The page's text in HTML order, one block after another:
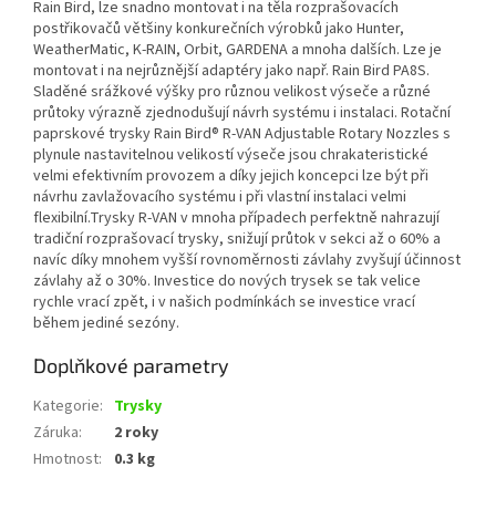
Rain Bird, lze snadno montovat i na těla rozprašovacích
postřikovačů většiny konkurečních výrobků jako Hunter,
WeatherMatic, K-RAIN, Orbit, GARDENA a mnoha dalších. Lze je
montovat i na nejrůznější adaptéry jako např. Rain Bird PA8S.
Sladěné srážkové výšky pro různou velikost výseče a různé
průtoky výrazně zjednodušují návrh systému i instalaci. Rotační
paprskové trysky Rain Bird® R-VAN Adjustable Rotary Nozzles s
plynule nastavitelnou velikostí výseče jsou chrakateristické
velmi efektivním provozem a díky jejich koncepci lze být při
návrhu zavlažovacího systému i při vlastní instalaci velmi
flexibilní.Trysky R-VAN v mnoha případech perfektně nahrazují
tradiční rozprašovací trysky, snižují průtok v sekci až o 60% a
navíc díky mnohem vyšší rovnoměrnosti závlahy zvyšují účinnost
závlahy až o 30%. Investice do nových trysek se tak velice
rychle vrací zpět, i v našich podmínkách se investice vrací
během jediné sezóny.
Doplňkové parametry
Kategorie: Trysky
Záruka:
2 roky
Hmotnost: 0.3 kg